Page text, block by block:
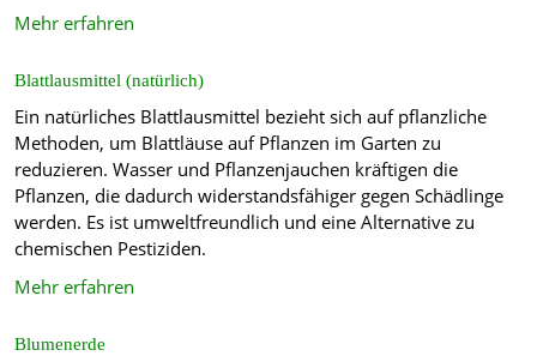
Mehr erfahren
Blattlausmittel (natürlich)
Ein natürliches Blattlausmittel bezieht sich auf pflanzliche
Methoden, um Blattläuse auf Pflanzen im Garten zu
reduzieren. Wasser und Pflanzenjauchen kräftigen die
Pflanzen, die dadurch widerstandsfähiger gegen Schädlinge
werden. Es ist umweltfreundlich und eine Alternative zu
chemischen Pestiziden.
Mehr erfahren
Blumenerde